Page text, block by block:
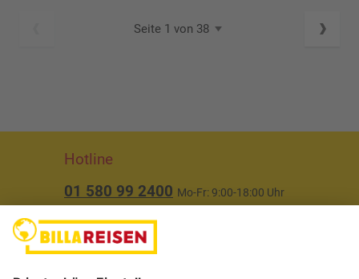
Seite 1 von 38
Hotline
01 580 99 2400 Mo-Fr: 9:00-18:00 Uhr
Über uns